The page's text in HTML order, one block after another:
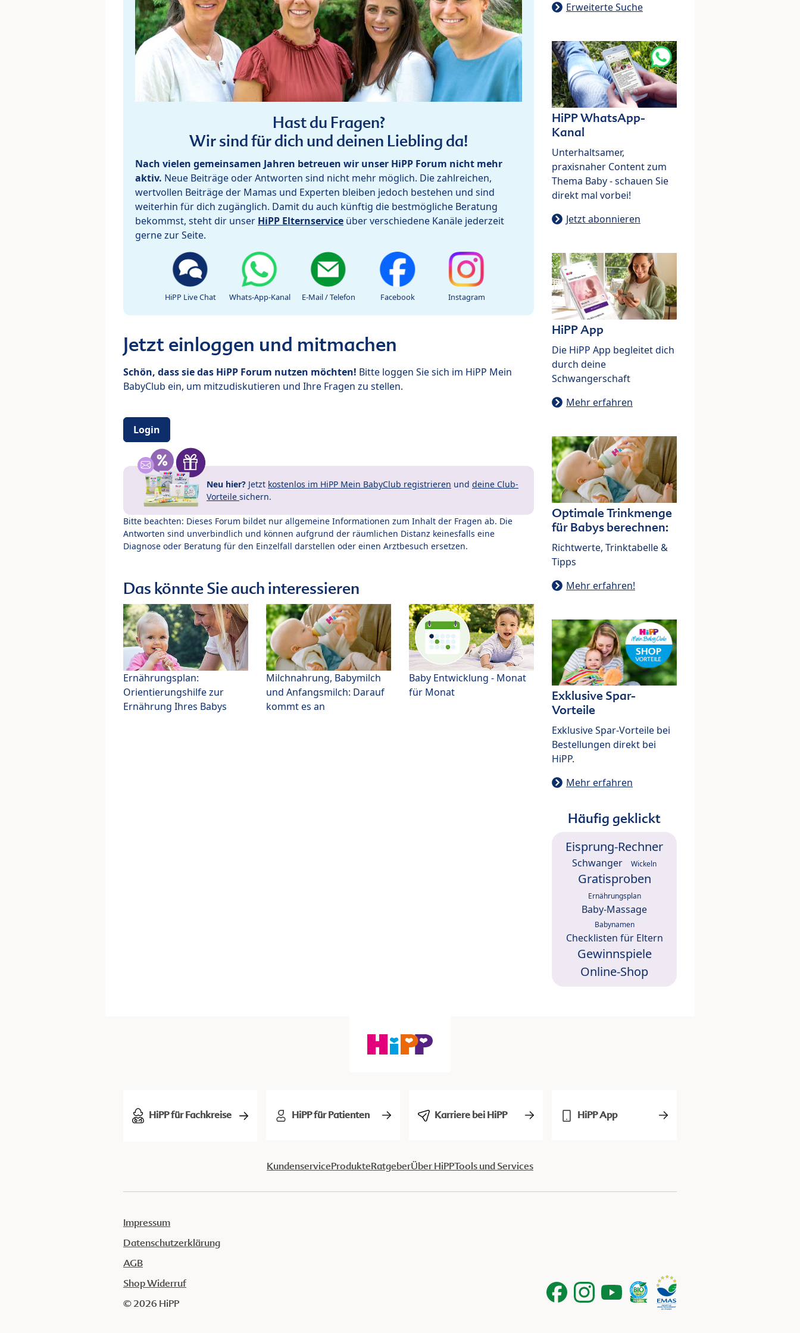
Hast du Fragen?
Wir sind für dich und deinen Liebling da!
Nach vielen gemeinsamen Jahren betreuen wir unser HiPP Forum nicht mehr
aktiv. Neue Beiträge oder Antworten sind nicht mehr möglich. Die zahlreichen,
wertvollen Beiträge der Mamas und Experten bleiben jedoch bestehen und sind
weiterhin für dich zugänglich. Damit du auch künftig die bestmögliche Beratung
bekommst, steht dir unser HiPP Elternservice über verschiedene Kanäle jederzeit
gerne zur Seite.
HiPP Live Chat Whats-App-Kanal E-Mail / Telefon Facebook Instagram
Jetzt einloggen und mitmachen
Schön, dass sie das HiPP Forum nutzen möchten! Bitte loggen Sie sich im HiPP Mein
BabyClub ein, um mitzudiskutieren und Ihre Fragen zu stellen.
Login
Neu hier? Jetzt kostenlos im HiPP Mein BabyClub registrieren und deine Club-
Vorteile sichern.
Bitte beachten: Dieses Forum bildet nur allgemeine Informationen zum Inhalt der Fragen ab. Die
Antworten sind unverbindlich und können aufgrund der räumlichen Distanz keinesfalls eine
Diagnose oder Beratung für den Einzelfall darstellen oder einen Arztbesuch ersetzen.
Das könnte Sie auch interessieren
Ernährungsplan:
Orientierungshilfe zur
Ernährung Ihres Babys
Milchnahrung, Babymilch
und Anfangsmilch: Darauf
kommt es an
Baby Entwicklung - Monat
für Monat
Erweiterte Suche
HiPP WhatsApp-
Kanal
Unterhaltsamer,
praxisnaher Content zum
Thema Baby - schauen Sie
direkt mal vorbei!
Jetzt abonnieren
HiPP App
Die HiPP App begleitet dich
durch deine
Schwangerschaft
Mehr erfahren
Optimale Trinkmenge
für Babys berechnen:
Richtwerte, Trinktabelle &
Tipps
Mehr erfahren!
Exklusive Spar-
Vorteile
Exklusive Spar-Vorteile bei
Bestellungen direkt bei
HiPP.
Mehr erfahren
Häufig geklickt
Eisprung-Rechner
Schwanger Wickeln
Gratisproben
Ernährungsplan
Baby-Massage
Babynamen
Checklisten für Eltern
Gewinnspiele
Online-Shop
HiPP für Fachkreise HiPP für Patienten Karriere bei HiPP HiPP App
KundenserviceProdukteRatgeberÜber HiPPTools und Services
Impressum
Datenschutzerklärung
AGB
Shop Widerruf
© 2026 HiPP